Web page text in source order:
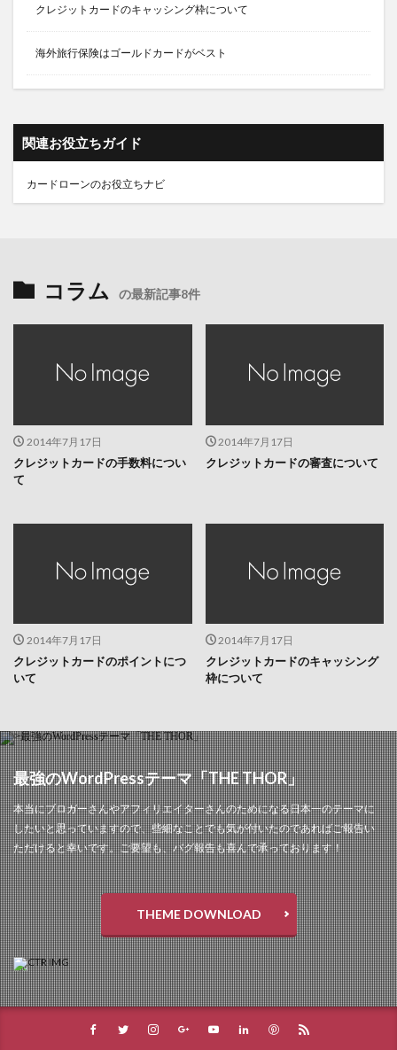
クレジットカードのキャッシング枠について
海外旅行保険はゴールドカードがベスト
関連お役立ちガイド
カードローンのお役立ちナビ
コラム の最新記事8件
2014年7月17日
クレジットカードの手数料につい
て
2014年7月17日
クレジットカードの審査について
2014年7月17日
クレジットカードのポイントにつ
いて
2014年7月17日
クレジットカードのキャッシング
枠について
最強のWordPressテーマ「THE THOR」
本当にブロガーさんやアフィリエイターさんのためになる日本一のテーマに
したいと思っていますので、些細なことでも気が付いたのであればご報告い
ただけると幸いです。ご要望も、バグ報告も喜んで承っております！
THEME DOWNLOAD